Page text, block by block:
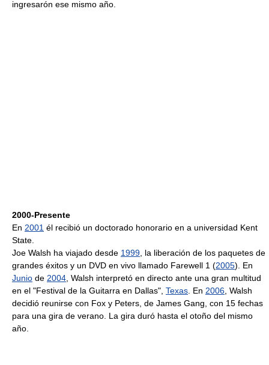
ingresarón ese mismo año.
2000-Presente
En 2001 él recibió un doctorado honorario en a universidad Kent
State.
Joe Walsh ha viajado desde 1999 , la liberación de los paquetes de
grandes éxitos y un DVD en vivo llamado Farewell 1 (2005). En
Junio de 2004 , Walsh interpretó en directo ante una gran multitud
en el "Festival de la Guitarra en Dallas", Texas . En 2006 , Walsh
decidió reunirse con Fox y Peters, de James Gang, con 15 fechas
para una gira de verano. La gira duró hasta el otoño del mismo
año.